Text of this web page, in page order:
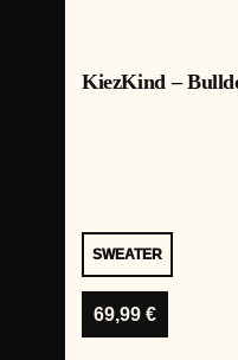
KiezKind –
SWEATER
69,99 €